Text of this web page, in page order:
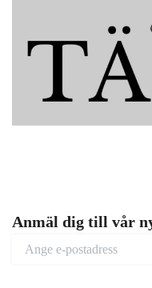
Anmäl dig till vår